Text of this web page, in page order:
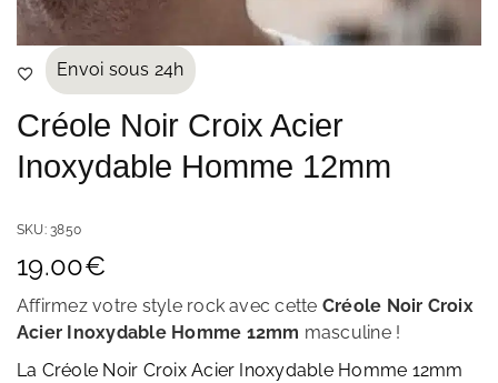
Envoi sous 24h
Créole Noir Croix Acier
Inoxydable Homme 12mm
SKU:3850
19.00€
Affirmez votre style rock avec cette Créole Noir Croix
Acier Inoxydable Homme 12mm masculine !
La Créole Noir Croix Acier Inoxydable Homme 12mm